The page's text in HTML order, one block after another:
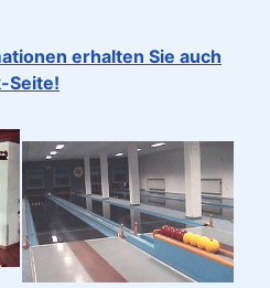
erhalten Sie auch
Seite!